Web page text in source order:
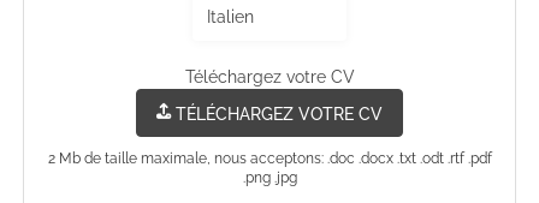
Téléchargez votre CV
TÉLÉCHARGEZ VOTRE CV
2 Mb de taille maximale, nous acceptons: .doc .docx .txt .odt .rtf .pdf
.png .jpg